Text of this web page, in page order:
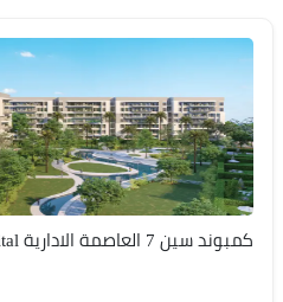
كمبوند سين 7 العاصمة الادارية scene 7 new capital اسعار 2026